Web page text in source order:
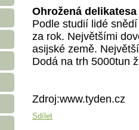
Ohrožená delikatesa
Podle studií lidé
za rok. Největšími
asijské země.
Dodá na trh 5000tun
Zdroj:www.tyden.cz
Sdílet